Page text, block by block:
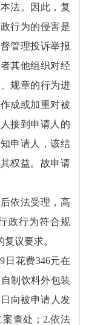
法。因此，复
行为的侵害是
管理投诉举报
其他组织对经
规章的行为进
成或加重对被
接到申请人的
申请人，该结
权益。故申请
依法受理，高
政行为符合规
议要求。
日花费346元在
制饮料外包装
向被申请人发
查处；2.依法